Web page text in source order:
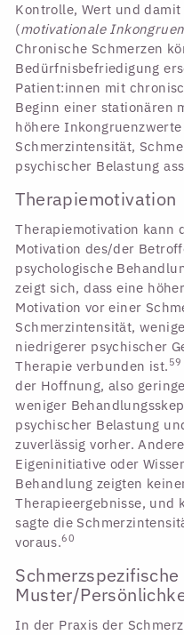
Kontrolle, Wert und damit
(motivationale
Chronische Schmerzen
Bedürfnisbefriedigung
Patient:innen mit
Beginn einer stationären
höhere
Schmerzintensität,
psychischer Belastung
Therapiemotivation
Therapiemotivation kann
Motivation des/der
psychologische
zeigt sich, dass eine
Motivation vor einer
Schmerzintensität,
niedrigerer psychischer
Therapie verbunden ist. 59
der Hoffnung, also
weniger
psychischer Belastung
zuverlässig vorher.
Eigeninitiative oder
Behandlung zeigten
Therapieergebnisse, und
sagte die
voraus.60
Muster/
In der Praxis der